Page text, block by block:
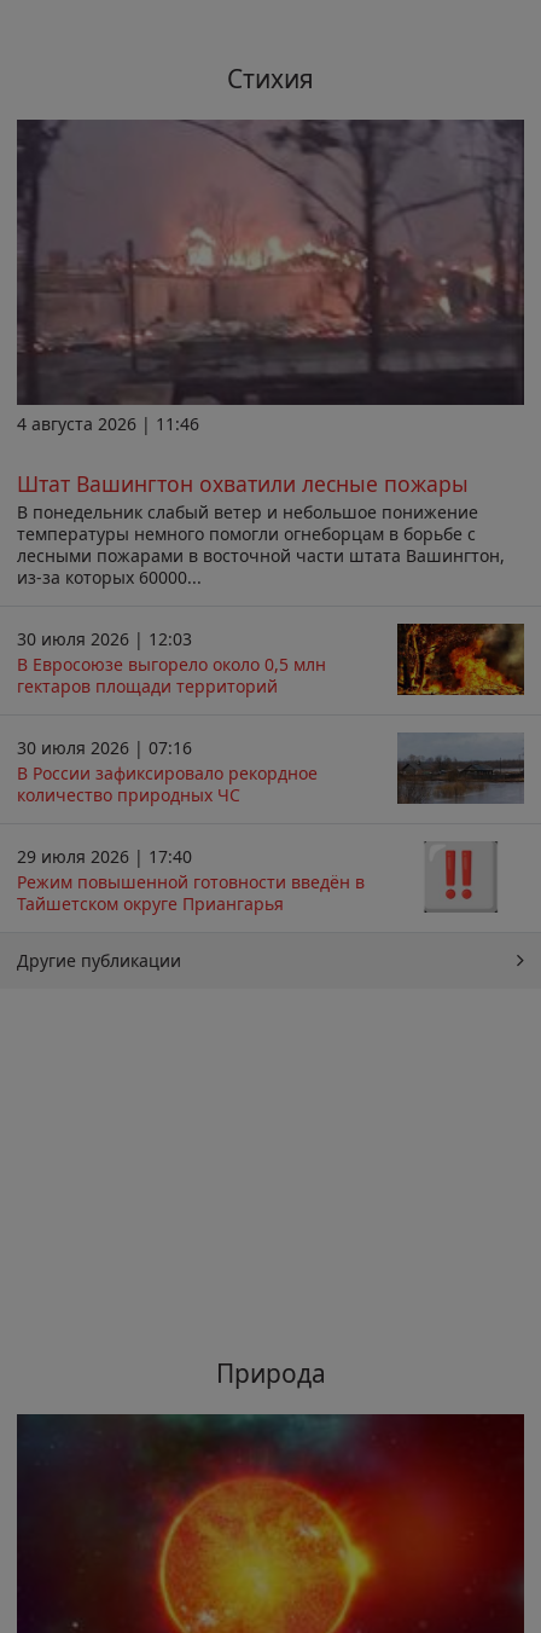
Стихия
4 августа 2026 | 11:46
Штат Вашингтон охватили лесные пожары
В понедельник слабый ветер и небольшое понижение
температуры немного помогли огнеборцам в борьбе с
лесными пожарами в восточной части штата Вашингтон,
из-за которых 60000...
30 июля 2026 | 12:03
В Евросоюзе выгорело около 0,5 млн
гектаров площади территорий
30 июля 2026 | 07:16
В России зафиксировало рекордное
количество природных ЧС
29 июля 2026 | 17:40
Режим повышенной готовности введён в
Тайшетском округе Приангарья
Другие публикации
Природа